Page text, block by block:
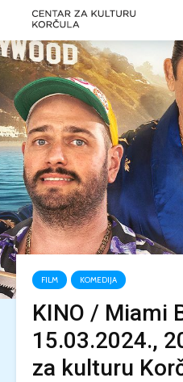
FILM KOMEDIJA
KINO / Miami
15.03.2024.,
za kulturu